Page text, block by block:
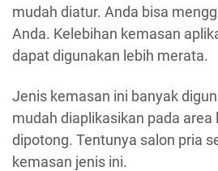
mudah diatur. Anda bisa
Anda. Kelebihan kemasan
dapat digunakan lebih merata.
Jenis kemasan ini banyak
mudah diaplikasikan pada
dipotong. Tentunya salon pria
kemasan jenis ini.